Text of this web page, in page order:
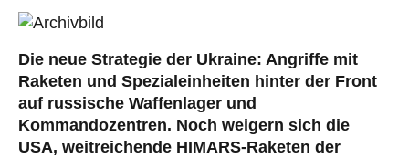
Die neue Strategie der Ukraine: Angriffe mit
Raketen und Spezialeinheiten hinter der Front
auf russische Waffenlager und
Kommandozentren. Noch weigern sich die
USA, weitreichende HIMARS-Raketen der